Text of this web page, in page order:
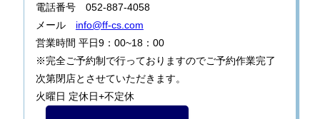
電話番号 052-887-4058
メール info@ff-cs.com
営業時間 平日9：00~18：00
※完全ご予約制で行っておりますのでご予約作業完了
次第閉店とさせていただきます。
火曜日 定休日+不定休